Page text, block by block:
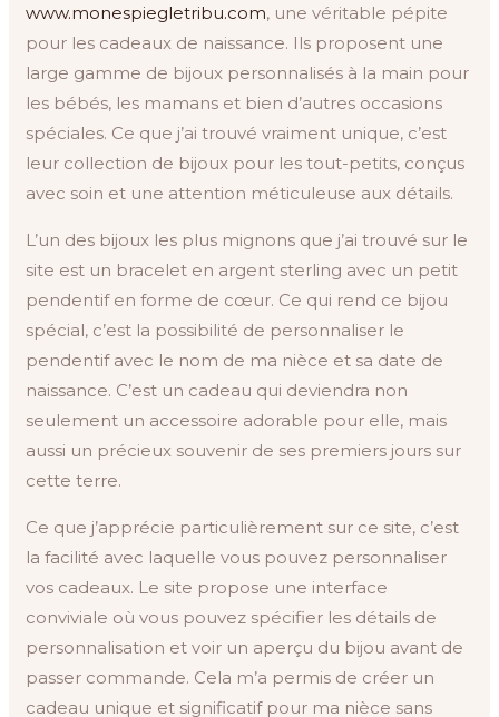
www.monespiegletribu.com, une véritable pépite
pour les cadeaux de naissance. Ils proposent une
large gamme de bijoux personnalisés à la main pour
les bébés, les mamans et bien d’autres occasions
spéciales. Ce que j’ai trouvé vraiment unique, c’est
leur collection de bijoux pour les tout-petits, conçus
avec soin et une attention méticuleuse aux détails.
L’un des bijoux les plus mignons que j’ai trouvé sur le
site est un bracelet en argent sterling avec un petit
pendentif en forme de cœur. Ce qui rend ce bijou
spécial, c’est la possibilité de personnaliser le
pendentif avec le nom de ma nièce et sa date de
naissance. C’est un cadeau qui deviendra non
seulement un accessoire adorable pour elle, mais
aussi un précieux souvenir de ses premiers jours sur
cette terre.
Ce que j’apprécie particulièrement sur ce site, c’est
la facilité avec laquelle vous pouvez personnaliser
vos cadeaux. Le site propose une interface
conviviale où vous pouvez spécifier les détails de
personnalisation et voir un aperçu du bijou avant de
passer commande. Cela m’a permis de créer un
cadeau unique et significatif pour ma nièce sans